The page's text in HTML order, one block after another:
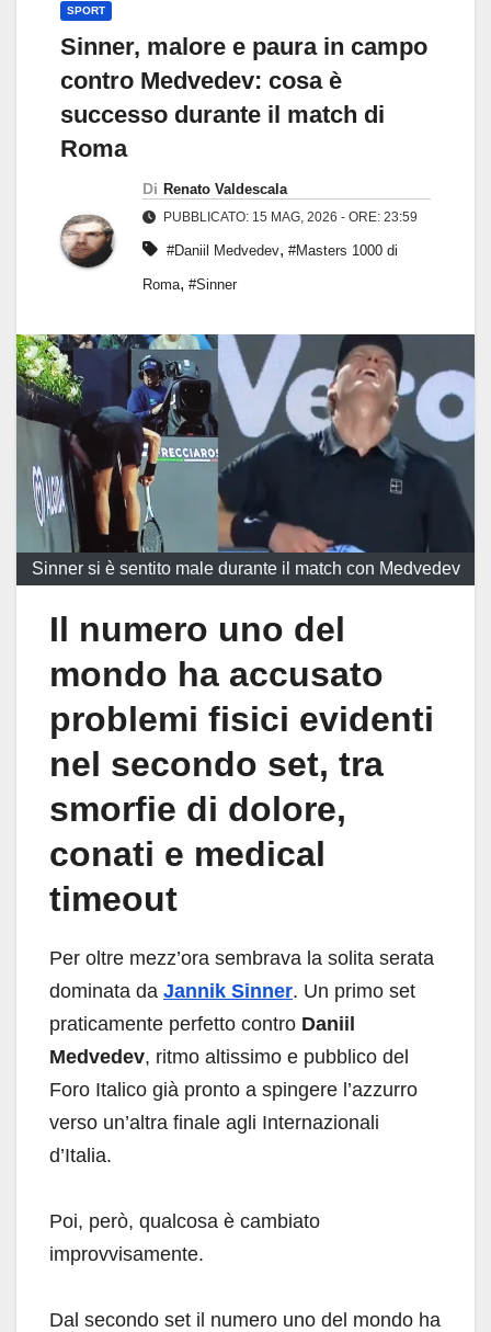
SPORT
Sinner, malore e paura in campo
contro Medvedev: cosa è
successo durante il match di
Roma
Di Renato Valdescala
PUBBLICATO: 15 MAG, 2026 - ORE: 23:59
#Daniil Medvedev, #Masters 1000 di
Roma, #Sinner
Sinner si è sentito male durante il match con Medvedev
Il numero uno del
mondo ha accusato
problemi fisici evidenti
nel secondo set, tra
smorfie di dolore,
conati e medical
timeout
Per oltre mezz’ora sembrava la solita serata
dominata da Jannik Sinner. Un primo set
praticamente perfetto contro Daniil
Medvedev, ritmo altissimo e pubblico del
Foro Italico già pronto a spingere l’azzurro
verso un’altra finale agli Internazionali
d’Italia.
Poi, però, qualcosa è cambiato
improvvisamente.
Dal secondo set il numero uno del mondo ha